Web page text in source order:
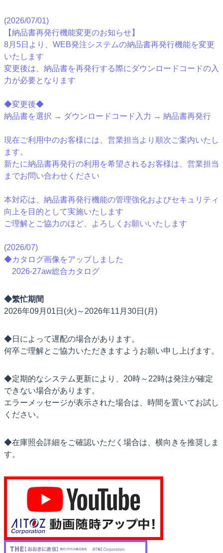
(2026/07/01)
【納品書再発行機能変更のお知らせ】
8月5日より、WEB発注システムの納品書再発行機能を変更
いたします
変更後は、納品書を再発行する際にダウンロードコードの入
力が必要となります
◆変更後◆
納品書を選択 → ダウンロードコード入力 → 納品書再発行
現在ご利用中のお客様には、営業担当より順次ご案内いたし
ます。
新たに納品書再発行の利用を希望されるお客様は、営業担当
までお問い合わせください
本対応は、納品書再発行機能の管理強化およびセキュリティ
向上を目的として実施いたします
ご理解とご協力のほど、よろしくお願いいたします
(2026/07)
◆カタログ画像をアップしました
2026-27aw総合カタログ
◆繁忙期間
2026年09月01日(火)～2026年11月30日(月)
◆日によって遅配の場合があります。
何卒ご理解とご協力いただきますようお願い申し上げます。
◆定期的なシステム更新により、20時～22時は発注が確定
できない場合があります。
エラーメッセージが表示された場合は、時間を置いてお試し
ください。
◆在庫照会詳細をご確認いただく場合は、横向きを推奨しま
す。